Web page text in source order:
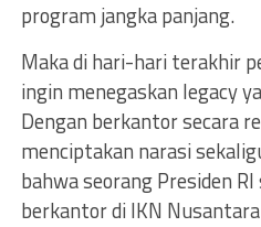
program jangka panjang.
Maka di hari-hari terakhir
ingin menegaskan legacy
Dengan berkantor secara
menciptakan narasi
bahwa seorang Presiden
berkantor di IKN